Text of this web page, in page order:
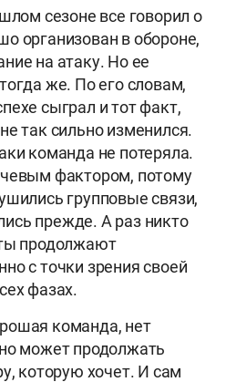
сезоне все говорил о
организован в обороне,
на атаку. Но ее
же. По его словам,
сыграл и тот факт,
так сильно изменился.
команда не потеряла.
фактором, потому
групповые связи,
прежде. А раз никто
продолжают
с точки зрения своей
фазах.
команда, нет
может продолжать
которую хочет. И сам